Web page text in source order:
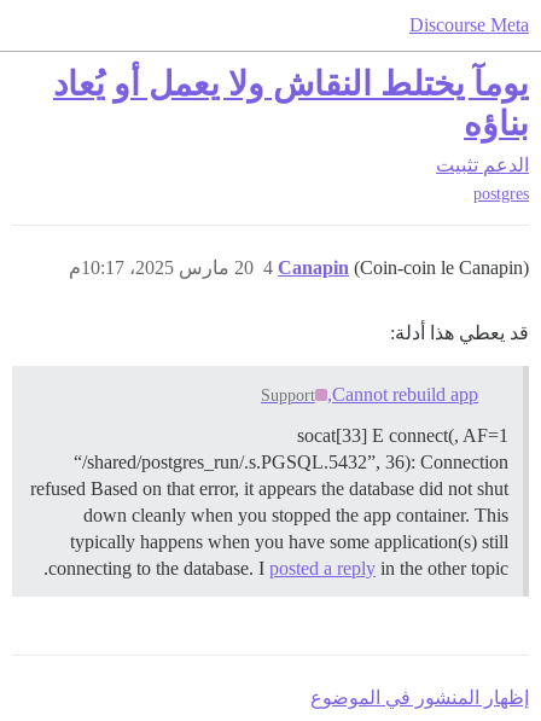
Discourse Meta
يومآ يختلط النقاش ولا يعمل أو يُعاد
بناؤه
الدعم تثبيت
postgres
Canapin (Coin-coin le Canapin) 20 مارس 2025، 10:17م 4
قد يعطي هذا أدلة:
Cannot rebuild app,
Support
socat[33] E connect(, AF=1
“/shared/postgres_run/.s.PGSQL.5432”, 36): Connection
refused Based on that error, it appears the database did not shut
down cleanly when you stopped the app container. This
typically happens when you have some application(s) still
connecting to the database. I posted a reply in the other topic.
إظهار المنشور في الموضوع